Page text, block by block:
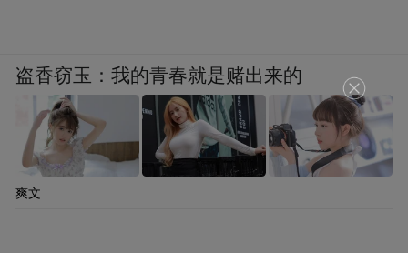
盗香窃玉：我的青春就是赌出来的
爽文